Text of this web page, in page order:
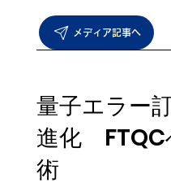
メディア記事へ
量子エラー
進化 FTQC
術